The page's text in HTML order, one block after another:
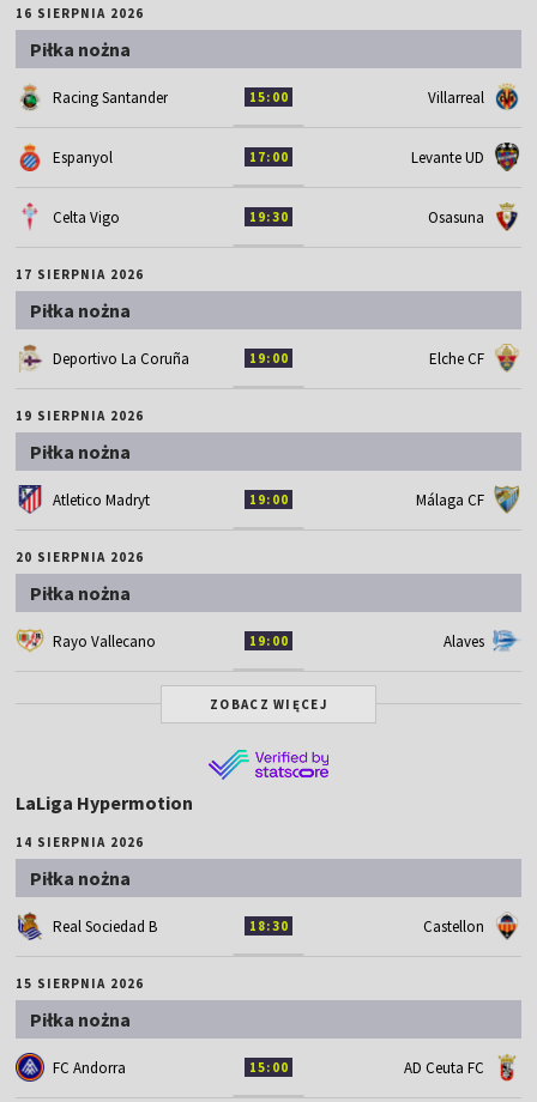
16 SIERPNIA 2026
Piłka nożna
Racing Santander 15:00 Villarreal
Espanyol 17:00 Levante UD
Celta Vigo 19:30 Osasuna
17 SIERPNIA 2026
Piłka nożna
Deportivo La Coruña 19:00 Elche CF
19 SIERPNIA 2026
Piłka nożna
Atletico Madryt 19:00 Málaga CF
20 SIERPNIA 2026
Piłka nożna
Rayo Vallecano 19:00 Alaves
ZOBACZ WIĘCEJ
LaLiga Hypermotion
14 SIERPNIA 2026
Piłka nożna
Real Sociedad B 18:30 Castellon
15 SIERPNIA 2026
Piłka nożna
FC Andorra 15:00 AD Ceuta FC